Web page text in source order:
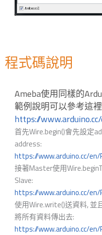
程式碼說明
Ameba使用同樣的
範例說明可以參考這
https://
首先Wire.begin()會先設定
address:
https://www.arduino.cc/en/
接著Master使用
Slave:
https://www.arduino.cc/
使用Wire.write()送資料, 並
將所有資料傳出去:
https://www.arduino.cc/